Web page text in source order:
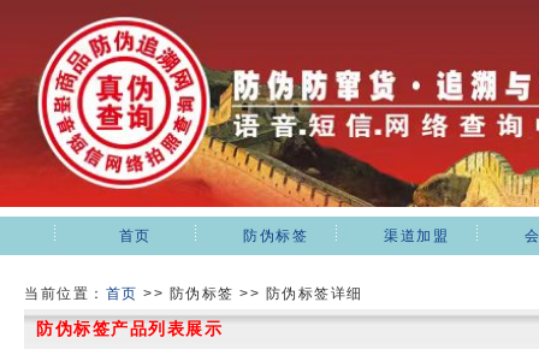
首页 防伪标签 渠道加盟
当前位置： 首页 >> 防伪标签 >> 防伪标签详细
防伪标签产品列表展示